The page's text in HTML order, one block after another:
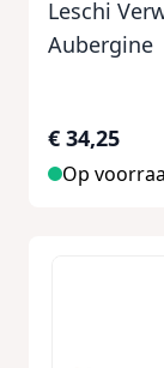
Leschi
Aubergine
€ 34,25
Op